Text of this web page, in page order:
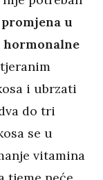
u
hormonalne
i ubrzati
do tri
se u
vitamina